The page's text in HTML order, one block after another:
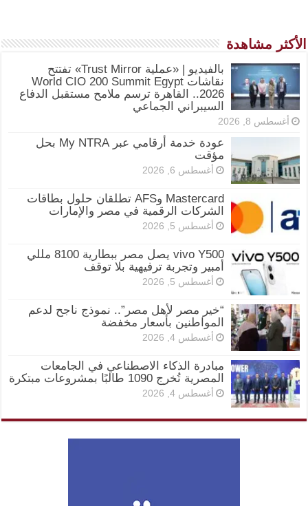
الأكثر مشاهدة
بالفيديو | «عملية Trust Mirror» تفتتح
نقاشات World CIO 200 Summit Egypt
2026.. القاهرة ترسم ملامح مستقبل الدفاع
السيبراني الجماعي
أغسطس 8, 2026
عودة خدمة أرقامي عبر My NTRA بحل
مؤقت
أغسطس 6, 2026
Mastercard وAFS تطلقان حلول بطاقات
الشركات الرقمية في مصر والإمارات
أغسطس 5, 2026
vivo Y500 يصل مصر ببطارية 8100 مللي
أمبير وتجربة ترفيهية بلا توقف
أغسطس 5, 2026
“خير مصر لأهل مصر”.. نموذج ناجح لدعم
المواطنين بأسعار مخفضة
أغسطس 4, 2026
مبادرة الذكاء الاصطناعي في الجامعات
المصرية تُخرج 1090 طالبًا بمشروعات مبتكرة
أغسطس 4, 2026